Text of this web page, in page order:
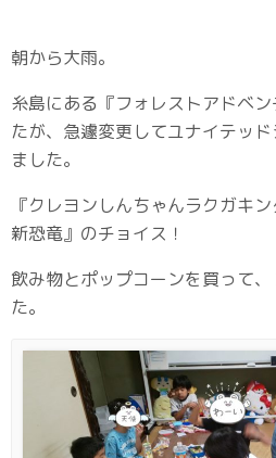
朝から大雨。
糸島にある『フォレストアドベ
たが、急遽変更してユナイテッ
ました。
『クレヨンしんちゃんラクガキ
新恐竜』のチョイス！
飲み物とポップコーンを買って
た。